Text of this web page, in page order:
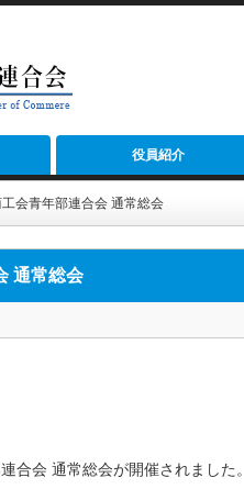
役員紹介
会青年部連合会 通常総会
通常総会
合会 通常総会が開催されました。